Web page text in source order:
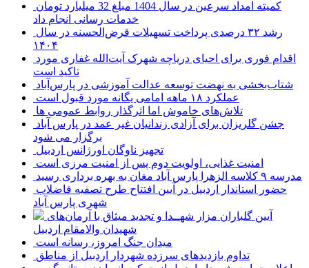
خدمات رسانی انجام داد
۱۴۰۴
تاکید است
شتاب‌بخشی به نهضت توسعه عدالت آموزشی در پارس‌آباد
عملکرد ۱۸ ماهه امامی یگانه مورد قبول است
تلاش‌های خاموش اما اثرگذار روابط عمومی ها
برگزار می شود
تجهیز ناوگان اورژانس اردبیل
امنیت غذایی، اولویت دوم پس از امنیت مرزی است
مدرسه ۹ کلاسه الزهرا پارس آباد مغان به بهره برداری رسید
شهری پارس آباد
شهیدان والامقام اردبیل
میدان جنگ امروز، رسانه است
تداوم بازدیدهای سرزده شهردار اردبیل از مناطق